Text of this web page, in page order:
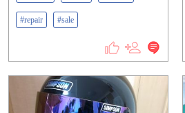
#repair #sale